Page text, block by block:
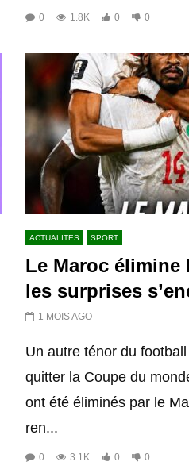
0 1.8K 0 0
ACTUALITES SPORT
Le Maroc élimine
les surprises
1 MOIS AGO
Un autre ténor du
quitter la Coupe du
ont été éliminés par le
ren...
0 3.1K 0 0